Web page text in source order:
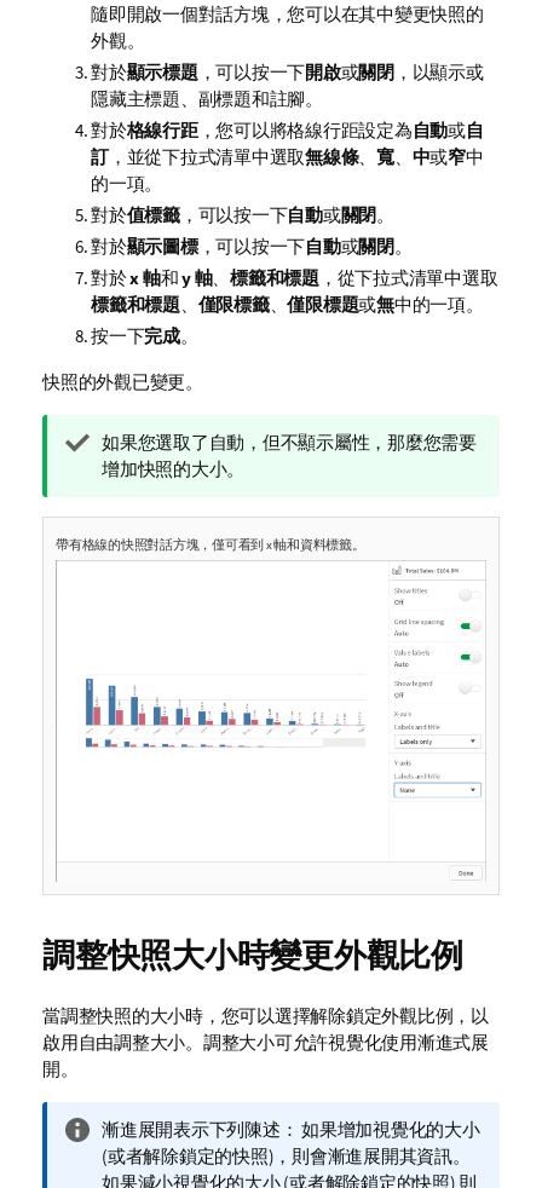
隨即開啟一個對話方塊，您可以在其中變更快照的
外觀。
對於顯示標題 ，可以按一下開啟或關閉，以顯示或
隱藏主標題、副標題和註腳。
對於格線行距，您可以將格線行距設定為自動或自
訂，並從下拉式清單中選取無線條、 寬、 中或窄中
的一項。
對於值標籤，可以按一下自動或關閉。
對於顯示圖標，可以按一下自動或關閉。
對於x 軸和y 軸、 標籤和標題 ，從下拉式清單中選取
標籤和標題
僅限標籤、僅限標題或無中的一項。
按一下完成。
快照的外觀已變更。
提
示
註
如果您選取了自動，但不顯示屬性，那麼您需要
增加快照的大小。
帶有格線的快照對話方塊，僅可看到 x 軸和資料標籤。
調整快照大小時變更外觀比例
當調整快照的大小時，您可以選擇解除鎖定外觀比例，以
啟用自由調整大小。調整大小可允許視覺化使用漸進式展
開。
資
訊
備
漸進展開表示下列陳述： 如果增加視覺化的大小
(或者解除鎖定的快照)，則會漸進展開其資訊。
如果減小視覺化的大小 (或者解除鎖定的快照) 則